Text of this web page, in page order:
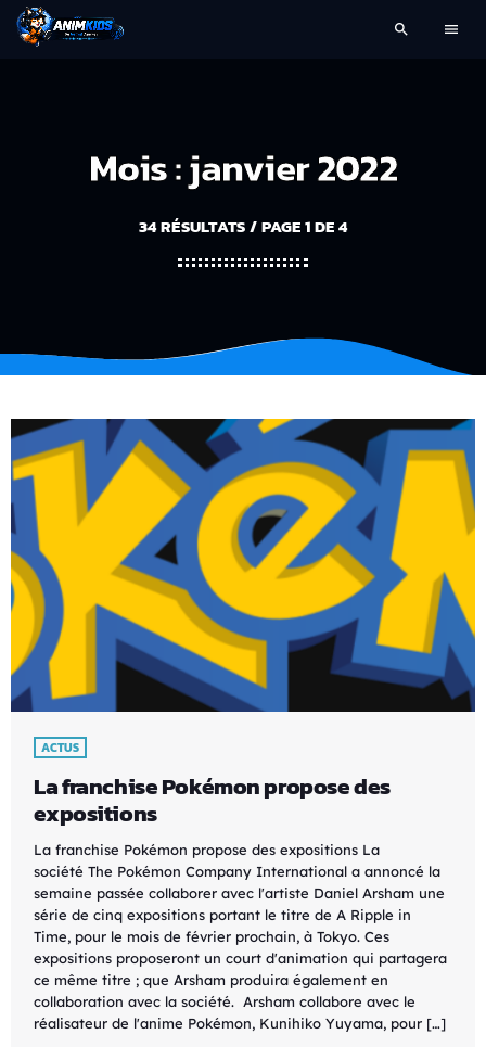
search menu
Mois : janvier 2022
34 RÉSULTATS / PAGE 1 DE 4
ACTUS
La franchise Pokémon propose des
expositions
La franchise Pokémon propose des expositions La
société The Pokémon Company International a annoncé la
semaine passée collaborer avec l'artiste Daniel Arsham une
série de cinq expositions portant le titre de A Ripple in
Time, pour le mois de février prochain, à Tokyo. Ces
expositions proposeront un court d'animation qui partagera
ce même titre ; que Arsham produira également en
collaboration avec la société. Arsham collabore avec le
réalisateur de l'anime Pokémon, Kunihiko Yuyama, pour […]